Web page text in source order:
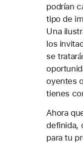
podrían
tipo de
Una
los
se
oyentes
tienes
Ahora
definida,
para tu